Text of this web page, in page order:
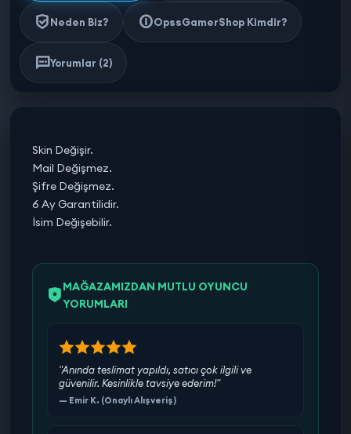
Neden Biz? OpssGamerShop Kimdir?
Yorumlar (2)
Skin Değişir.
Mail Değişmez.
Şifre Değişmez.
6 Ay Garantilidir.
İsim Değişebilir.
MAĞAZAMIZDAN MUTLU OYUNCU
YORUMLARI
"Anında teslimat yapıldı, satıcı çok ilgili ve
güvenilir. Kesinlikle tavsiye ederim!"
— Emir K. (Onaylı Alışveriş)